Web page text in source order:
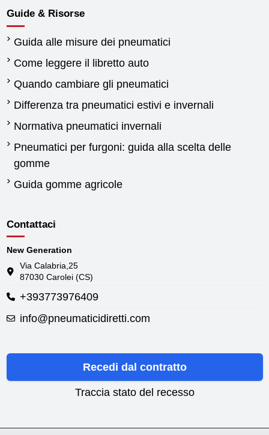
Guide & Risorse
Guida alle misure dei pneumatici
Come leggere il libretto auto
Quando cambiare gli pneumatici
Differenza tra pneumatici estivi e invernali
Normativa pneumatici invernali
Pneumatici per furgoni: guida alla scelta delle
gomme
Guida gomme agricole
Contattaci
New Generation
Via Calabria,25
87030 Carolei (CS)
+393773976409
info@pneumaticidiretti.com
Recedi dal contratto
Traccia stato del recesso